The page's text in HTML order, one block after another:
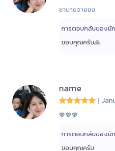
ซาบายจายยย
การตอบกลับของนั
ขอบคุณครับ🙏
name
|
💖💖💖
การตอบกลับของนั
ขอบคุณครับ